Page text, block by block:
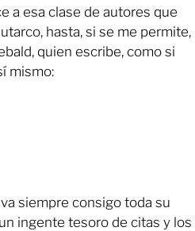
a esa clase de autores que
hasta, si se me permite,
quien escribe, como si
mismo:
siempre consigo toda su
ingente tesoro de citas y los